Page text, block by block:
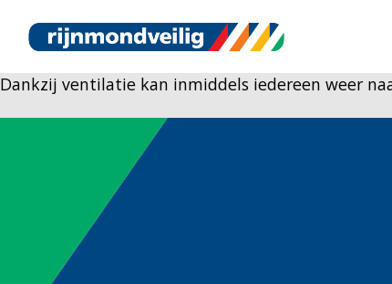
Dankzij ventilatie kan inmiddels iedereen weer